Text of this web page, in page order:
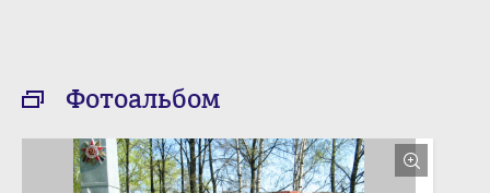
Фотоальбом